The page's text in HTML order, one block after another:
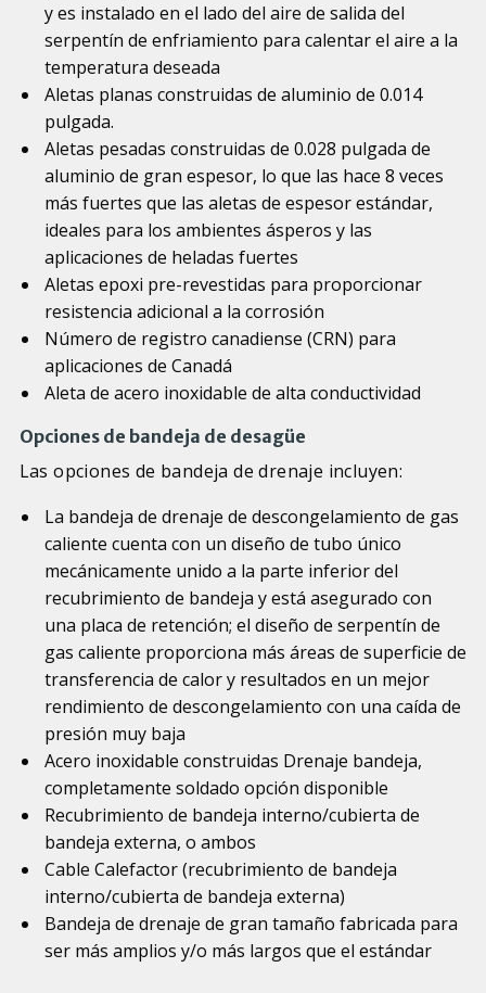
y es instalado en el lado del aire de salida del
serpentín de enfriamiento para calentar el aire a la
temperatura deseada
Aletas planas construidas de aluminio de 0.014
pulgada.
Aletas pesadas construidas de 0.028 pulgada de
aluminio de gran espesor, lo que las hace 8 veces
más fuertes que las aletas de espesor estándar,
ideales para los ambientes ásperos y las
aplicaciones de heladas fuertes
Aletas epoxi pre-revestidas para proporcionar
resistencia adicional a la corrosión
Número de registro canadiense (CRN) para
aplicaciones de Canadá
Aleta de acero inoxidable de alta conductividad
Opciones de bandeja de desagüe
Las opciones de bandeja de drenaje incluyen:
La bandeja de drenaje de descongelamiento de gas
caliente cuenta con un diseño de tubo único
mecánicamente unido a la parte inferior del
recubrimiento de bandeja y está asegurado con
una placa de retención; el diseño de serpentín de
gas caliente proporciona más áreas de superficie de
transferencia de calor y resultados en un mejor
rendimiento de descongelamiento con una caída de
presión muy baja
Acero inoxidable construidas Drenaje bandeja,
completamente soldado opción disponible
Recubrimiento de bandeja interno/cubierta de
bandeja externa, o ambos
Cable Calefactor (recubrimiento de bandeja
interno/cubierta de bandeja externa)
Bandeja de drenaje de gran tamaño fabricada para
ser más amplios y/o más largos que el estándar